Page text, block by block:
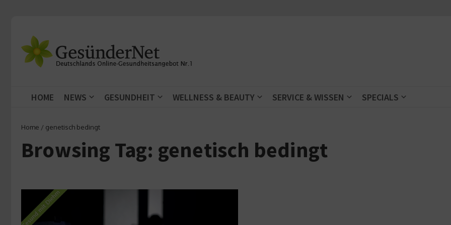
HOME NEWS GESUNDHEIT WELLNESS & BEAUTY SERVICE & WISSEN SPECIALS
Home / genetisch bedingt
Browsing Tag: genetisch bedingt